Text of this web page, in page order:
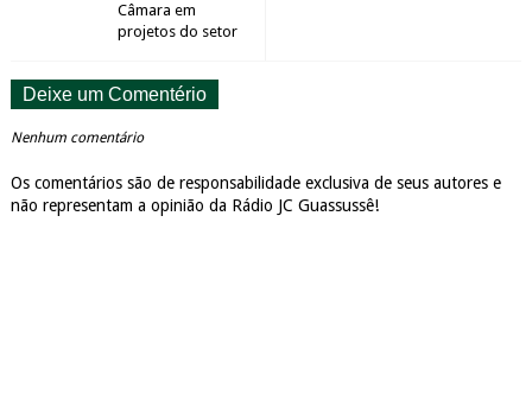
Câmara em
projetos do setor
Deixe um Comentério
Nenhum comentário
Os comentários são de responsabilidade exclusiva de seus autores e
não representam a opinião da Rádio JC Guassussê!